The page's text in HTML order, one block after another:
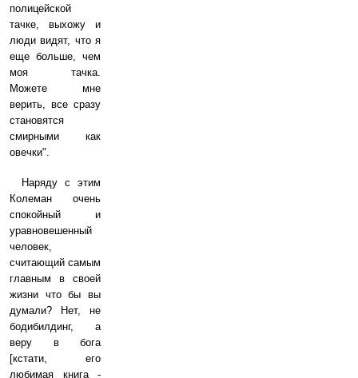
полицейской
тачке, выхожу и
люди видят, что я
еще больше, чем
моя тачка.
Можете мне
верить, все сразу
становятся
смирными как
овечки".
Наряду с этим
Колеман очень
спокойный и
уравновешенный
человек,
считающий самым
главным в своей
жизни что бы вы
думали? Нет, не
бодибилдинг, а
веру в бога
[кстати, его
любимая книга -